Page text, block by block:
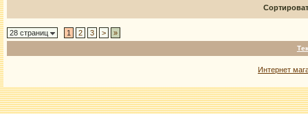
28 страниц 1 2 3 > »
Интернет